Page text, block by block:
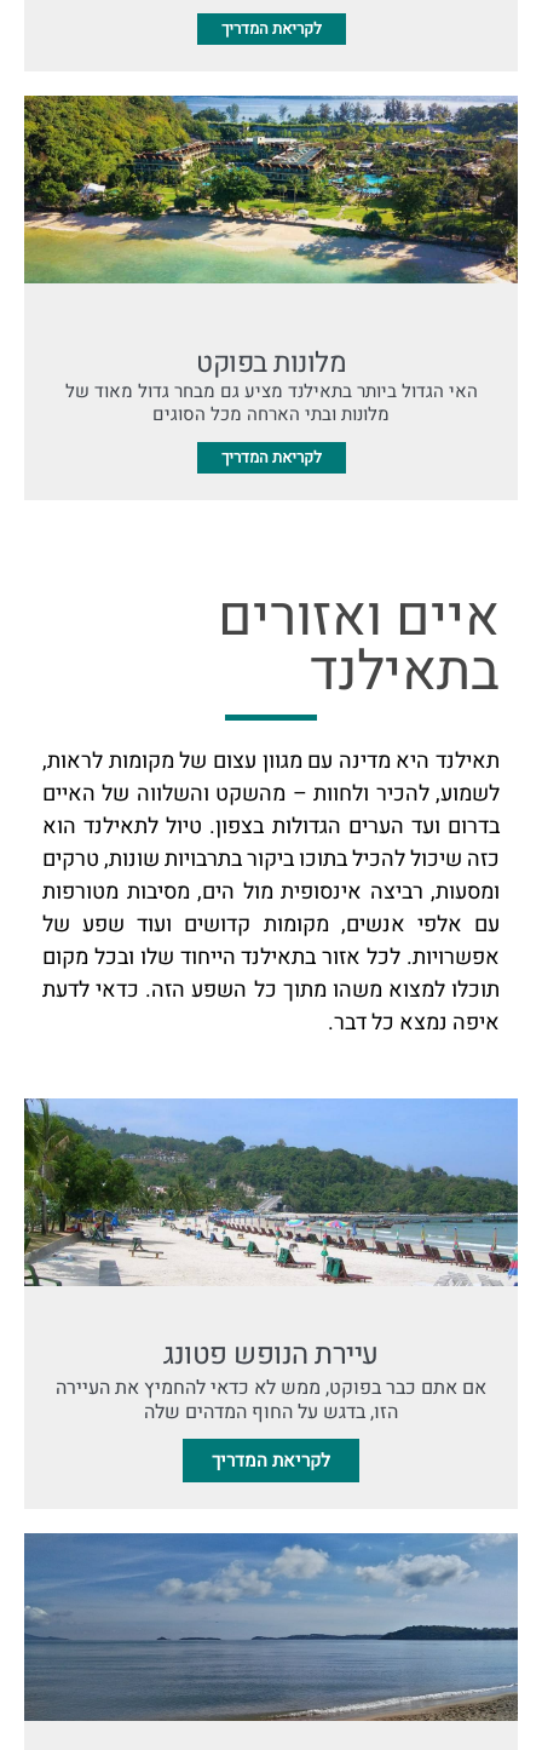
לקריאת המדריך
מלונות בפוקט
האי הגדול ביותר בתאילנד מציע גם מבחר גדול מאוד של
מלונות ובתי הארחה מכל הסוגים
לקריאת המדריך
איים ואזורים
בתאילנד​
תאילנד היא מדינה עם מגוון עצום של מקומות לראות,
לשמוע, להכיר ולחוות – מהשקט והשלווה של האיים
בדרום ועד הערים הגדולות בצפון. טיול לתאילנד הוא
כזה שיכול להכיל בתוכו ביקור בתרבויות שונות, טרקים
ומסעות, רביצה אינסופית מול הים, מסיבות מטורפות
עם אלפי אנשים, מקומות קדושים ועוד שפע של
אפשרויות. לכל אזור בתאילנד הייחוד שלו ובכל מקום
תוכלו למצוא משהו מתוך כל השפע הזה. כדאי לדעת
איפה נמצא כל דבר.
עיירת הנופש פטונג
אם אתם כבר בפוקט, ממש לא כדאי להחמיץ את העיירה
הזו, בדגש על החוף המדהים שלה
לקריאת המדריך